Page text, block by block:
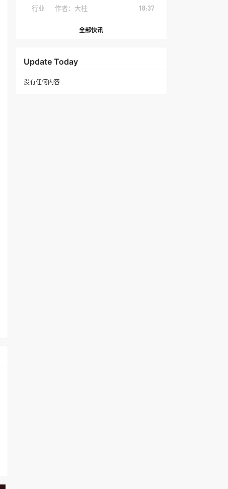
行业 作者： 大柱 18:37
全部快讯
Update Today
没有任何内容